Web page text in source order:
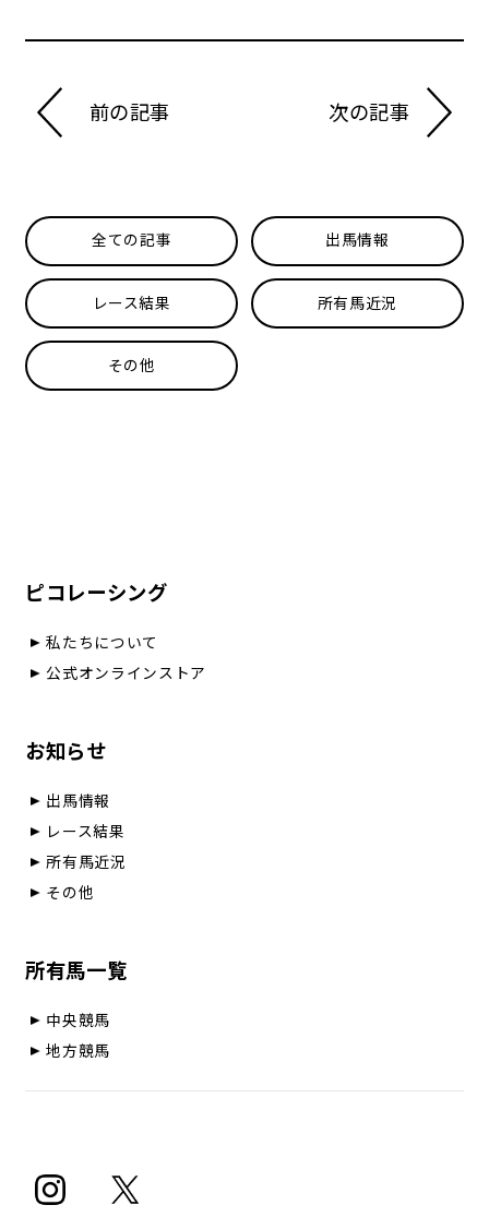
前の記事 次の記事
全ての記事 出馬情報
レース結果 所有馬近況
その他
ピコレーシング
私たちについて
公式オンラインストア
お知らせ
出馬情報
レース結果
所有馬近況
その他
所有馬一覧
中央競馬
地方競馬